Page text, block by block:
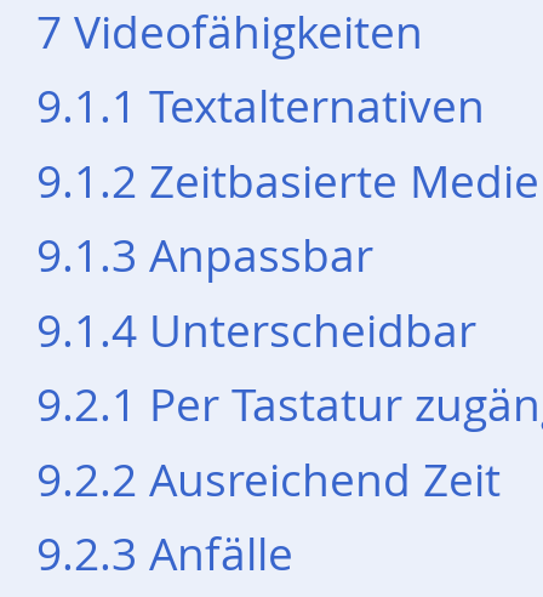
7 Videofähigkeiten
9.1.1 Textalternativen
9.1.2 Zeitbasierte
9.1.3 Anpassbar
9.1.4 Unterscheidbar
9.2.1 Per Tastatur
9.2.2 Ausreichend Zeit
9.2.3 Anfälle